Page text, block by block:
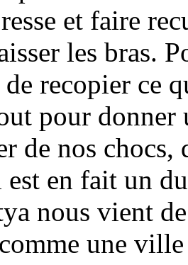
et faire
les bras.
recopier ce
pour donner
de nos chocs,
en fait un
nous vient
une